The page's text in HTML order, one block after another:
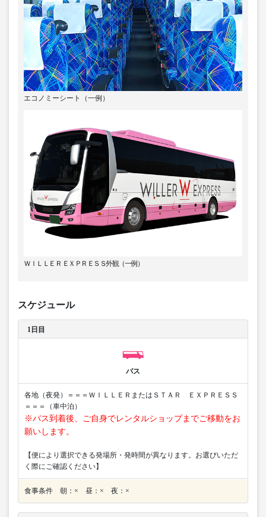
エコノミーシート（一例）
ＷＩＬＬＥＲ ＥＸＰＲＥＳＳ外観（一例）
スケジュール
1日目
バス
各地（夜発）＝＝＝ＷＩＬＬＥＲまたはＳＴＡＲ ＥＸＰＲＥＳＳ
＝＝＝（車中泊）
※バス到着後、ご自身でレンタルショップまでご移動をお
願いします。
【便により選択できる発場所・発時間が異なります。お選びいただ
く際にご確認ください】
食事条件 朝：× 昼：× 夜：×